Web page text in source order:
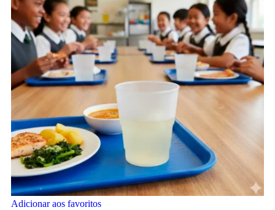
Adicionar aos favoritos